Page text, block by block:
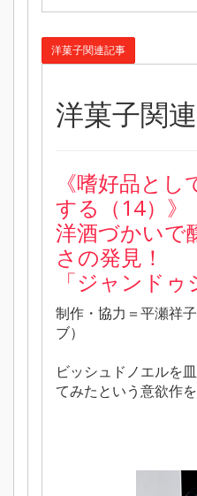
洋菓子関連記事
洋菓子関
《嗜好品と
する（14）》
洋酒づかいで
さの発見！
「ジャンドゥ
制作・協力＝平瀬祥
ブ）
ビッシュドノエルを
てみたという意欲作